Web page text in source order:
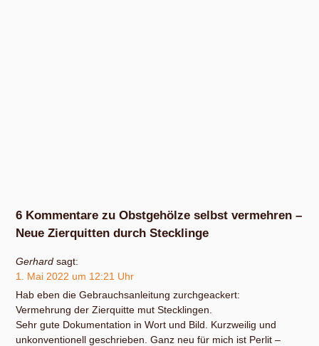
6 Kommentare zu Obstgehölze selbst vermehren –
Neue Zierquitten durch Stecklinge
Gerhard sagt:
1. Mai 2022 um 12:21 Uhr
Hab eben die Gebrauchsanleitung zurchgeackert:
Vermehrung der Zierquitte mut Stecklingen.
Sehr gute Dokumentation in Wort und Bild. Kurzweilig und
unkonventionell geschrieben. Ganz neu für mich ist Perlit –